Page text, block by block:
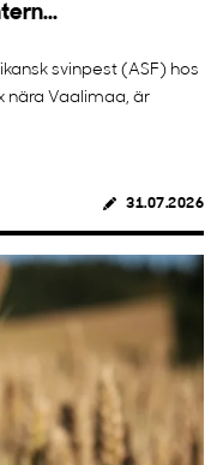
svinpest (ASF) hos
nära Vaalimaa, är
31.07.2026